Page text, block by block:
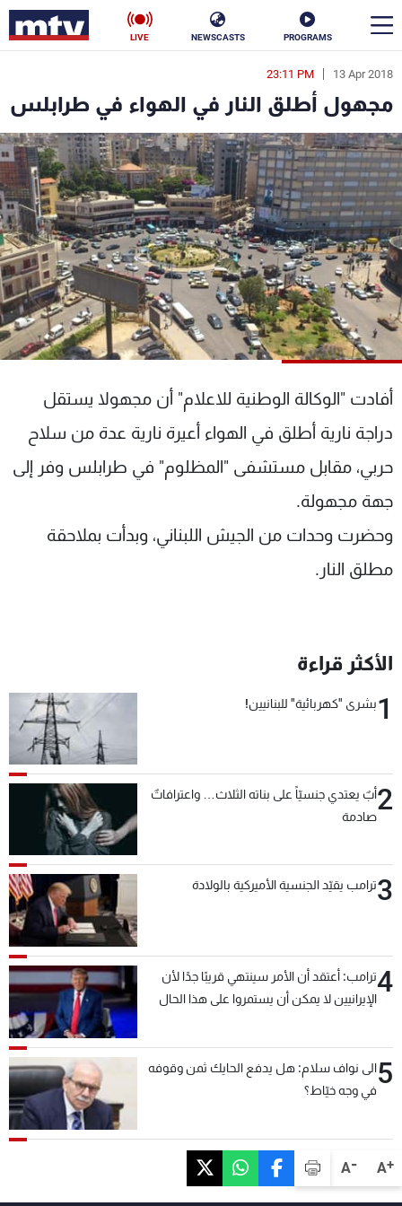
PROGRAMS
NEWSCASTS
LIVE
A+
A-
13 Apr 2018
23:11 PM
مجهول أطلق النار في الهواء في طرابلس
أفادت "الوكالة الوطنية للاعلام" أن مجهولا يستقل
دراجة نارية أطلق في الهواء أعيرة نارية عدة من سلاح
حربي، مقابل مستشفى "المظلوم" في طرابلس وفر إلى
جهة مجهولة.
وحضرت وحدات من الجيش اللبناني، وبدأت بملاحقة
مطلق النار.
الأكثر قراءة
1بشرى "كهربائية" للبنانيين!
2أبٌ يعتدي جنسيّاً على بناته الثلاث… واعترافاتٌ
صادمة
3ترامب يقيّد الجنسية الأميركية بالولادة
4ترامب: أعتقد أن الأمر سينتهي قريبًا جدًا لأن
الإيرانيين لا يمكن أن يستمروا على هذا الحال
5الى نواف سلام: هل يدفع الحايك ثمن وقوفه
في وجه خيّاط؟
en
الأخبار
سياسة ناس
إقتصاد فن
منوعات رياضة
كأس العالم
جدول البرامج
شاهد البرامج
الترددات
عن MTV
لاعلاناتكم
شروط الإسـتخدام